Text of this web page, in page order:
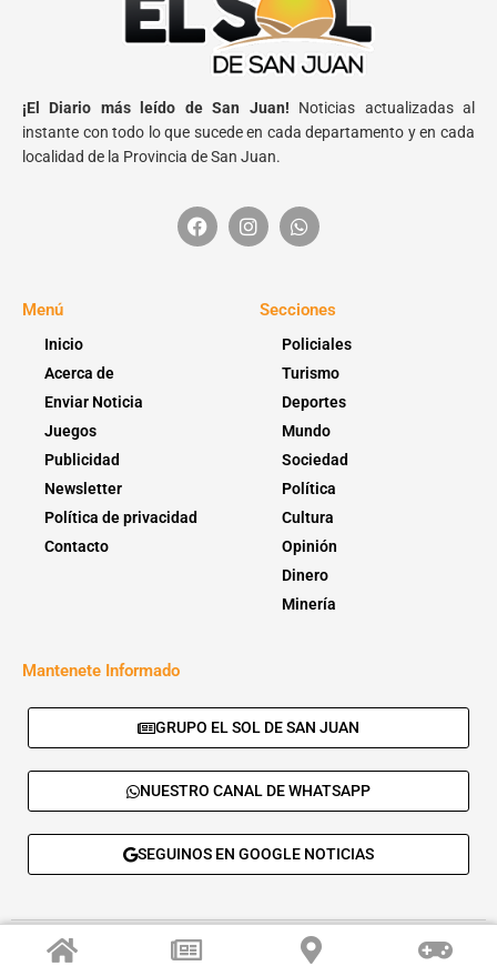
¡El Diario más leído de San Juan! Noticias actualizadas al
instante con todo lo que sucede en cada departamento y en cada
localidad de la Provincia de San Juan.
Menú
Inicio
Acerca de
Enviar Noticia
Juegos
Publicidad
Newsletter
Política de privacidad
Contacto
Secciones
Policiales
Turismo
Deportes
Mundo
Sociedad
Política
Cultura
Opinión
Dinero
Minería
Mantenete Informado
GRUPO EL SOL DE SAN JUAN
NUESTRO CANAL DE WHATSAPP
SEGUINOS EN GOOGLE NOTICIAS
© 2026 - El Sol de San Juan. Todos los derechos reservados. |